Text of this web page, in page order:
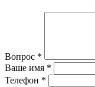
Вопрос *
Ваше имя *
Телефон *